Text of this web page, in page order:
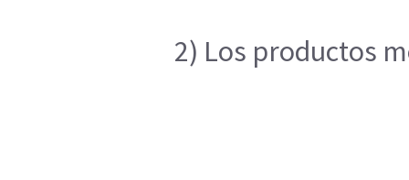
2) Los productos